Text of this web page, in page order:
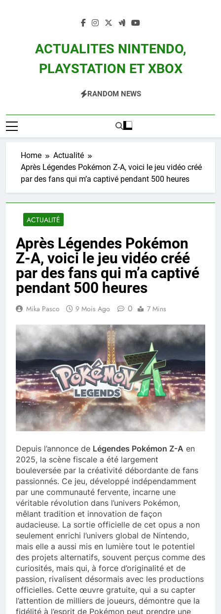
ACTUALITES NINTENDO,
PLAYSTATION ET XBOX
Zelda, Splatoon, Pokemon Entre Autres
RANDOM NEWS
Home
Actualité
Après Légendes Pokémon Z-A, voici le jeu vidéo créé
par des fans qui m’a captivé pendant 500 heures
ACTUALITÉ
Après Légendes Pokémon
Z-A, voici le jeu vidéo créé
par des fans qui m’a captivé
pendant 500 heures
Mika Pasco 9 Mois Ago 0 7 Mins
Depuis l’annonce de Légendes Pokémon Z-A en
2025, la scène fiscale a été largement
bouleversée par la créativité débordante de fans
passionnés. Ce jeu, développé indépendamment
par une communauté fervente, incarne une
véritable révolution dans l’univers Pokémon,
mêlant tradition et innovation de façon
audacieuse. La sortie officielle de cet opus a non
seulement enrichi l’univers global de Nintendo,
mais elle a aussi mis en lumière tout le potentiel
des projets alternatifs, souvent perçus comme des
curiosités, mais qui, à force d’originalité et de
passion, rivalisent désormais avec les productions
officielles. Cette œuvre gratuite, qui a su capter
l’attention de milliers de joueurs, démontre que la
fidélité à l’esprit de Pokémon peut prendre une